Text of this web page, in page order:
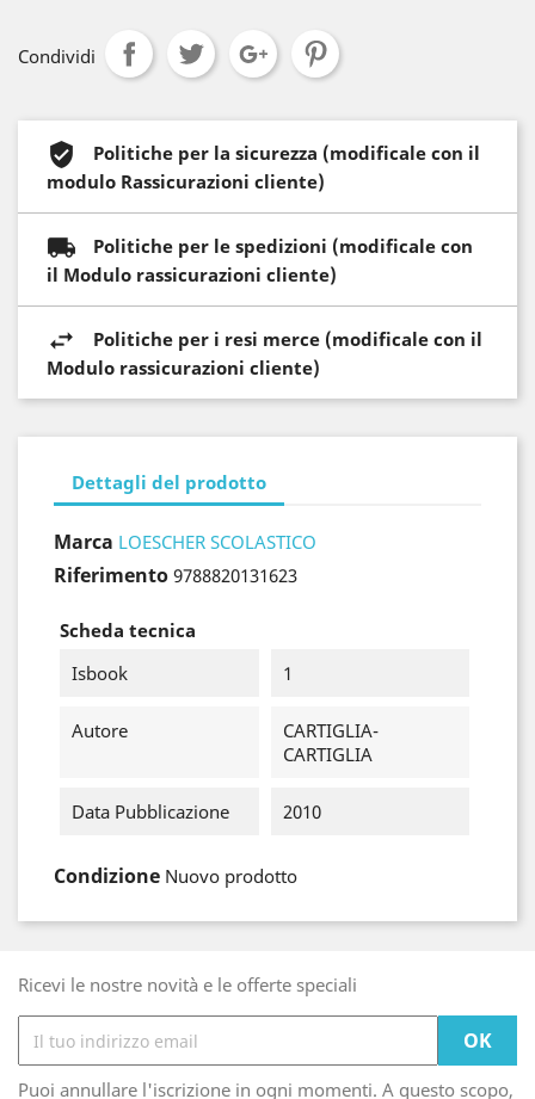
Condividi
Politiche per la sicurezza (modificale con il
modulo Rassicurazioni cliente)
Politiche per le spedizioni (modificale con
il Modulo rassicurazioni cliente)
Politiche per i resi merce (modificale con il
Modulo rassicurazioni cliente)
Dettagli del prodotto
Marca LOESCHER SCOLASTICO
Riferimento 9788820131623
Scheda tecnica
Isbook
1
Autore
CARTIGLIA-
CARTIGLIA
Data Pubblicazione 2010
Condizione Nuovo prodotto
Ricevi le nostre novità e le offerte speciali
Puoi annullare l'iscrizione in ogni momenti. A questo scopo,